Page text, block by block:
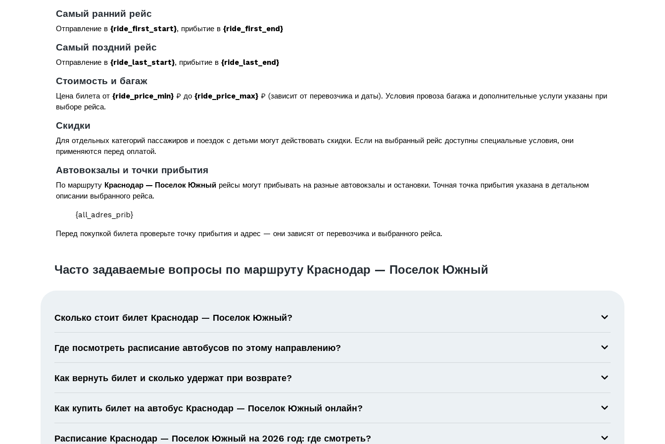
Самый ранний рейс
Отправление в {ride_first_start}, прибытие в {ride_first_end}
Самый поздний рейс
Отправление в {ride_last_start}, прибытие в {ride_last_end}
Стоимость и багаж
Цена билета от {ride_price_min} ₽ до {ride_price_max} ₽ (зависит от перевозчика и даты). Условия провоза багажа и дополнительные услуги указаны при
выборе рейса.
Скидки
Для отдельных категорий пассажиров и поездок с детьми могут действовать скидки. Если на выбранный рейс доступны специальные условия, они
применяются перед оплатой.
Автовокзалы и точки прибытия
По маршруту Краснодар — Поселок Южный рейсы могут прибывать на разные автовокзалы и остановки. Точная точка прибытия указана в детальном
описании выбранного рейса.
{all_adres_prib}
Перед покупкой билета проверьте точку прибытия и адрес — они зависят от перевозчика и выбранного рейса.
Часто задаваемые вопросы по маршруту Краснодар — Поселок Южный
Сколько стоит билет Краснодар — Поселок Южный?
Где посмотреть расписание автобусов по этому направлению?
Как вернуть билет и сколько удержат при возврате?
Как купить билет на автобус Краснодар — Поселок Южный онлайн?
Расписание Краснодар — Поселок Южный на 2026 год: где смотреть?